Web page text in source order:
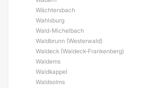
Wächtersbach
Wahlsburg
Wald-Michelbach
Waldbrunn (Westerwald)
Waldeck (Waldeck-Frankenberg)
Waldems
Waldkappel
Waldsolms